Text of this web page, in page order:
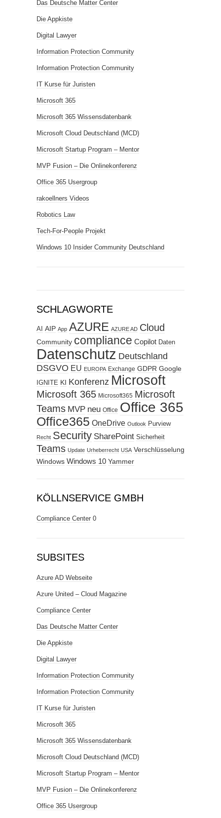
Das Deutsche Matter Center
Die Appkiste
Digital Lawyer
Information Protection Community
Information Protection Community
IT Kurse für Juristen
Microsoft 365
Microsoft 365 Wissensdatenbank
Microsoft Cloud Deutschland (MCD)
Microsoft Startup Program – Mentor
MVP Fusion – Die Onlinekonferenz
Office 365 Usergroup
rakoellners Videos
Robotics Law
Tech-For-People Projekt
Windows 10 Insider Community Deutschland
SCHLAGWORTE
AI AIP App AZURE AZURE AD Cloud
Community compliance Copilot Daten
Datenschutz Deutschland
DSGVO EU EUROPA Exchange GDPR Google
IGNITE KI Konferenz Microsoft
Microsoft 365 Microsoft365 Microsoft
Teams MVP neu Office Office 365
Office365 OneDrive Outlook Purview
Recht Security SharePoint Sicherheit
Teams Update Urheberrecht USA Verschlüsselung
Windows Windows 10 Yammer
KÖLLNSERVICE GMBH
Compliance Center 0
SUBSITES
Azure AD Webseite
Azure United – Cloud Magazine
Compliance Center
Das Deutsche Matter Center
Die Appkiste
Digital Lawyer
Information Protection Community
Information Protection Community
IT Kurse für Juristen
Microsoft 365
Microsoft 365 Wissensdatenbank
Microsoft Cloud Deutschland (MCD)
Microsoft Startup Program – Mentor
MVP Fusion – Die Onlinekonferenz
Office 365 Usergroup